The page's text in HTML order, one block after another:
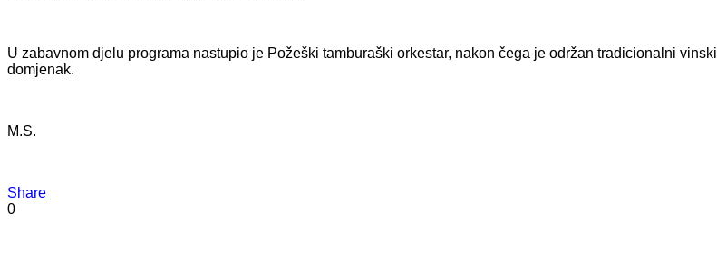
U zabavnom djelu programa nastupio je Požeški tamburaški orkestar, nakon čega je održan tradicionalni vinski
domjenak.
M.S.
Share
0